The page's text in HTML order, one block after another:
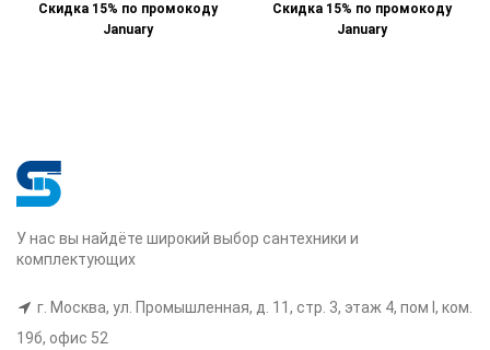
Скидка 15% по промокоду
January
Скидка 15% по промокоду
January
У нас вы найдёте широкий выбор сантехники и
комплектующих
г. Москва, ул. Промышленная, д. 11, стр. 3, этаж 4, пом I, ком.
19б, офис 52